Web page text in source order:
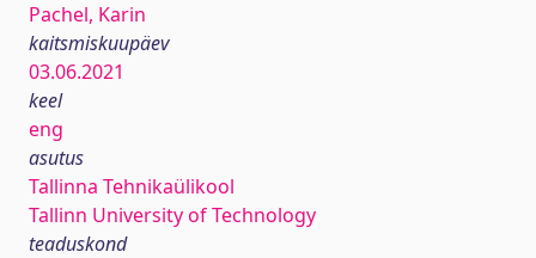
Pachel, Karin
kaitsmiskuupäev
03.06.2021
keel
eng
asutus
Tallinna Tehnikaülikool
Tallinn University of Technology
teaduskond